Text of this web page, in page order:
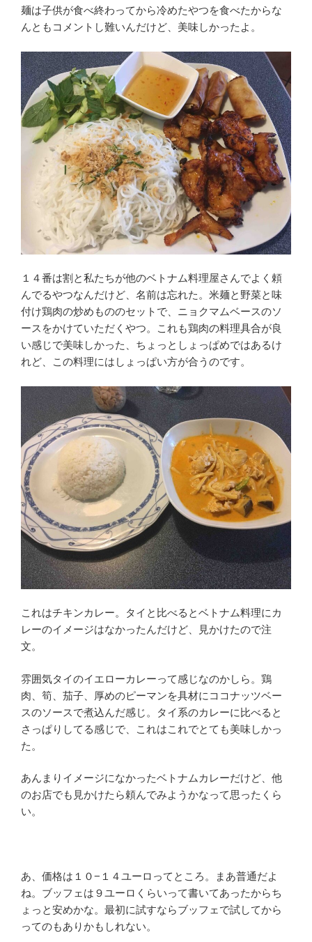
麺は子供が食べ終わってから冷めたやつを食べたからな
んともコメントし難いんだけど、美味しかったよ。
１４番は割と私たちが他のベトナム料理屋さんでよく頼
んでるやつなんだけど、名前は忘れた。米麺と野菜と味
付け鶏肉の炒めもののセットで、ニョクマムベースのソ
ースをかけていただくやつ。これも鶏肉の料理具合が良
い感じで美味しかった、ちょっとしょっぱめではあるけ
れど、この料理にはしょっぱい方が合うのです。
これはチキンカレー。タイと比べるとベトナム料理にカ
レーのイメージはなかったんだけど、見かけたので注
文。
雰囲気タイのイエローカレーって感じなのかしら。鶏
肉、筍、茄子、厚めのピーマンを具材にココナッツベー
スのソースで煮込んだ感じ。タイ系のカレーに比べると
さっぱりしてる感じで、これはこれでとても美味しかっ
た。
あんまりイメージになかったベトナムカレーだけど、他
のお店でも見かけたら頼んでみようかなって思ったくら
い。
あ、価格は１０−１４ユーロってところ。まあ普通だよ
ね。ブッフェは９ユーロくらいって書いてあったからち
ょっと安めかな。最初に試すならブッフェで試してから
ってのもありかもしれない。